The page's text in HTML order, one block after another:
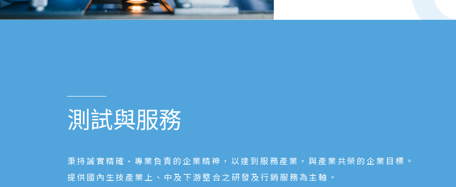
測試與服務
秉持誠實精確•專業負責的企業精神，以達到服務產業，與產業共榮的企業目標。
提供國內生技產業上、中及下游整合之研發及行銷服務為主軸。